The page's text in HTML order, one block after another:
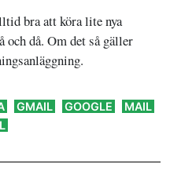
bra att köra lite nya
och då. Om det så gäller
GMAIL GOOGLE MAIL